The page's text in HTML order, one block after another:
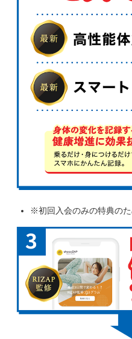
※初回入会のみの特典の